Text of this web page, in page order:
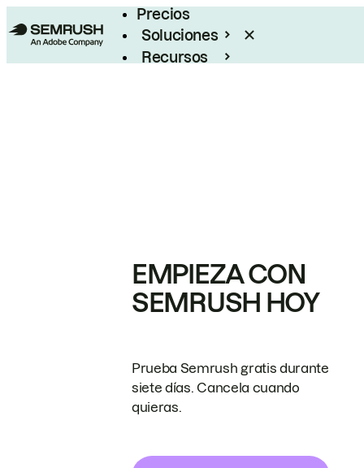
Precios
Soluciones
Recursos
EMPIEZA CON
SEMRUSH HOY
Prueba Semrush gratis durante
siete días. Cancela cuando
quieras.